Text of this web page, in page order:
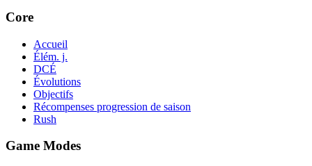
Core
Accueil
Élém. j.
DCÉ
Évolutions
Objectifs
Récompenses progression de saison
Rush
Game Modes